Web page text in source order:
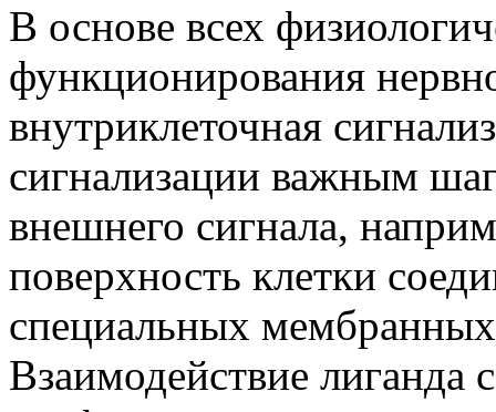
В основе всех
функционирования
внутриклеточная
сигнализации важным
внешнего сигнала,
поверхность клетки
специальных
Взаимодействие лиганда